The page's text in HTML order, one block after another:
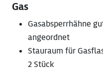
Gas
Gasabsperrhähne
angeordnet
Stauraum für
2 Stück